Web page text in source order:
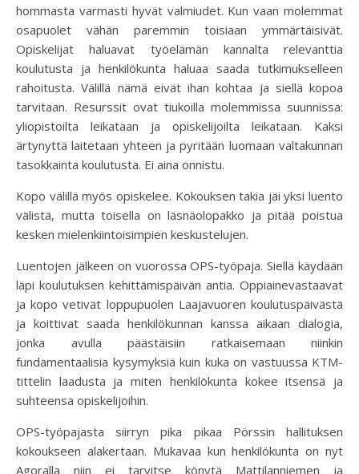
hommasta varmasti hyvät valmiudet. Kun vaan molemmat
osapuolet vähän paremmin toisiaan ymmärtäisivät.
Opiskelijat haluavat työelämän kannalta relevanttia
koulutusta ja henkilökunta haluaa saada tutkimukselleen
rahoitusta. Välillä nämä eivät ihan kohtaa ja siellä kopoa
tarvitaan. Resurssit ovat tiukoilla molemmissa suunnissa:
yliopistoilta leikataan ja opiskelijoilta leikataan. Kaksi
ärtynyttä laitetaan yhteen ja pyritään luomaan valtakunnan
tasokkainta koulutusta. Ei aina onnistu.
Kopo välillä myös opiskelee. Kokouksen takia jäi yksi luento
välistä, mutta toisella on läsnäolopakko ja pitää poistua
kesken mielenkiintoisimpien keskustelujen.
Luentojen jälkeen on vuorossa OPS-työpaja. Siellä käydään
läpi koulutuksen kehittämispäivän antia. Oppiainevastaavat
ja kopo vetivät loppupuolen Laajavuoren koulutuspäivästä
ja koittivat saada henkilökunnan kanssa aikaan dialogia,
jonka avulla päästäisiin ratkaisemaan niinkin
fundamentaalisia kysymyksiä kuin kuka on vastuussa KTM-
tittelin laadusta ja miten henkilökunta kokee itsensä ja
suhteensa opiskelijoihin.
OPS-työpajasta siirryn pika pikaa Pörssin hallituksen
kokoukseen alakertaan. Mukavaa kun henkilökunta on nyt
Agoralla niin ei tarvitse könytä Mattilanniemen ja